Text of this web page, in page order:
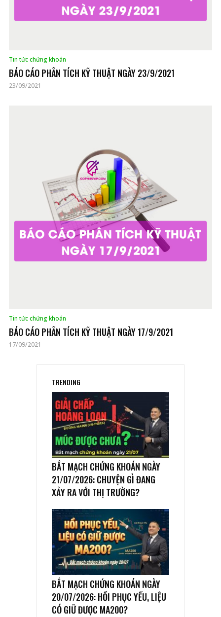
Tin tức chứng khoán
BÁO CÁO PHÂN TÍCH KỸ THUẬT NGÀY 23/9/2021
23/09/2021
Tin tức chứng khoán
BÁO CÁO PHÂN TÍCH KỸ THUẬT NGÀY 17/9/2021
17/09/2021
TRENDING
BẮT MẠCH CHỨNG KHOÁN NGÀY
21/07/2026: CHUYỆN GÌ ĐANG
XẢY RA VỚI THỊ TRƯỜNG?
BẮT MẠCH CHỨNG KHOÁN NGÀY
20/07/2026: HỒI PHỤC YẾU, LIỆU
CÓ GIỮ ĐƯỢC MA200?